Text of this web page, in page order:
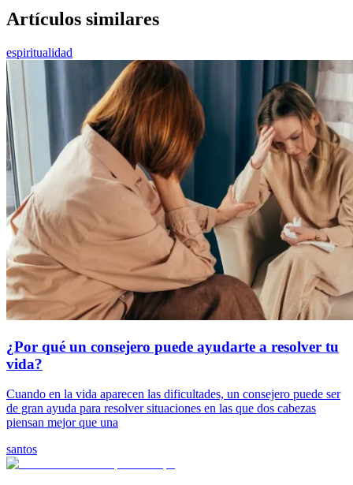
Artículos similares
espiritualidad
¿Por qué un consejero puede ayudarte a resolver tu
vida?
Cuando en la vida aparecen las dificultades, un consejero puede ser
de gran ayuda para resolver situaciones en las que dos cabezas
piensan mejor que una
santos